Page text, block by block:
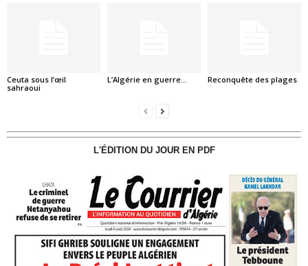
Ceuta sous l’œil
sahraoui
L’Algérie en guerre… Reconquête des plages
L'ÉDITION DU JOUR EN PDF